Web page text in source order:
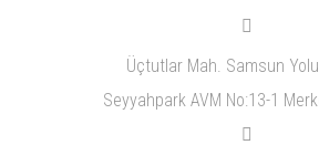


Üçtutlar Mah. Samsun Yolu
Seyyahpark AVM No:13-1

